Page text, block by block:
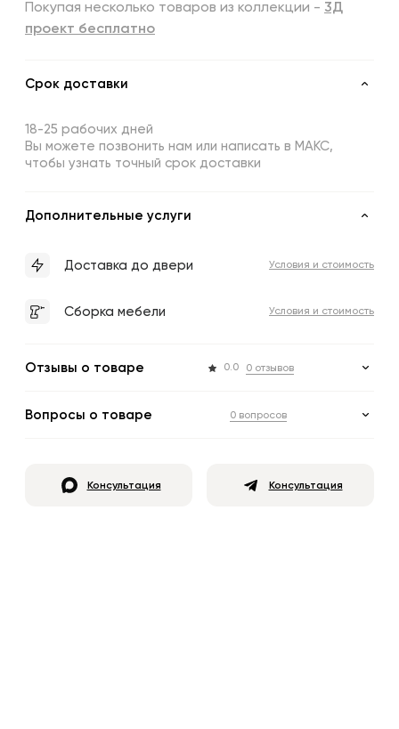
Покупая несколько товаров из коллекции - 3Д
проект бесплатно
Срок доставки
18-25 рабочих дней
Вы можете позвонить нам или написать в МАКС,
чтобы узнать точный срок доставки
Дополнительные услуги
Доставка до двери Условия и стоимость
Сборка мебели Условия и стоимость
Отзывы о товаре 0.0 0 отзывов
Вопросы о товаре 0 вопросов
Консультация Консультация